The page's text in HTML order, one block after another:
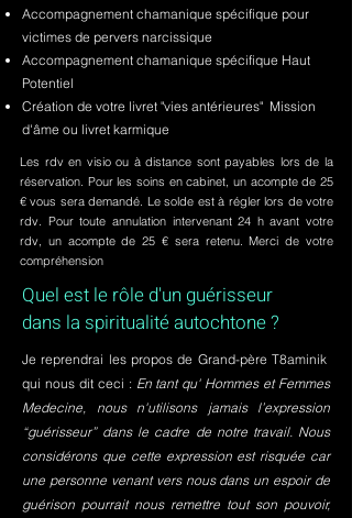
Accompagnement chamanique spécifique pour
victimes de pervers narcissique
Accompagnement chamanique spécifique Haut
Potentiel
Création de votre livret "vies antérieures" Mission
d'âme ou livret karmique
Les rdv en visio ou à distance sont payables lors de la
réservation. Pour les soins en cabinet, un acompte de 25
€ vous sera demandé. Le solde est à régler lors de votre
rdv. Pour toute annulation intervenant 24 h avant votre
rdv, un acompte de 25 € sera retenu. Merci de votre
compréhension
Quel est le rôle d'un guérisseur
dans la spiritualité autochtone ?
Je reprendrai les propos de Grand-père T8aminik
qui nous dit ceci : En tant qu' Hommes et Femmes
Medecine, nous n'utilisons jamais l’expression
“guérisseur” dans le cadre de notre travail. Nous
considérons que cette expression est risquée car
une personne venant vers nous dans un espoir de
guérison pourrait nous remettre tout son pouvoir,